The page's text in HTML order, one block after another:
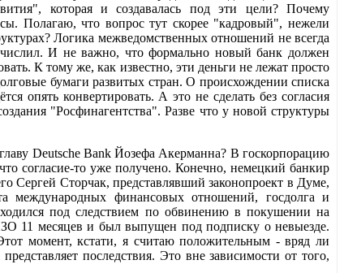
которая и создавалась под эти цели? Почему
Полагаю, что вопрос тут скорее "кадровый", нежели
Логика межведомственных отношений не всегда
И не важно, что формально новый банк должен
К тому же, как известно, эти деньги не лежат просто
бумаги развитых стран. О происхождении списка
опять конвертировать. А это не сделать без согласия
"Росфинагентства". Разве что у новой структуры
Deutsche Bank Йозефа Акерманна? В госкорпорацию
согласие-то уже получено. Конечно, немецкий банкир
Сергей Сторчак, представлявший законопроект в Думе,
международных финансовых отношений, госдолга и
под следствием по обвинению в покушении на
11 месяцев и был выпущен под подписку о невыезде.
момент, кстати, я считаю положительным - вряд ли
последствия. Это вне зависимости от того,